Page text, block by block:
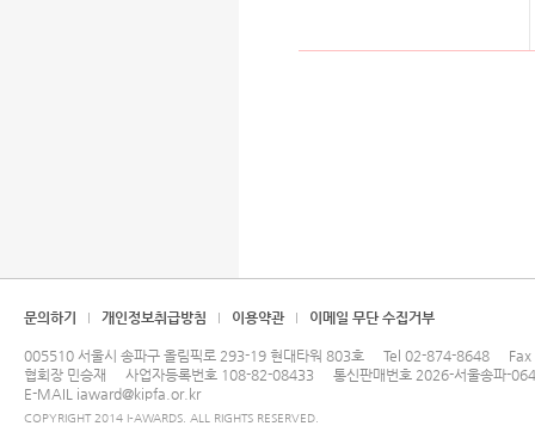
문의하기 개인정보취급방침 이용약관 이메일 무단 수집거부
005510 서울시 송파구 올림픽로 293-19 현대타워 803호 Tel 02-874-8648
협회장 민승재
사업자등록번호 108-82-08433
통신판매번호 2026-서울송파-
E-MAIL iaward@kipfa.or.kr
COPYRIGHT 2014 I-AWARDS. ALL RIGHTS RESERVED.